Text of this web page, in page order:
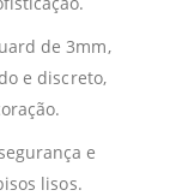
de 3mm,
e discreto,
e
lisos.